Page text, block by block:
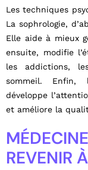
Les techniques
La sophrologie,
Elle aide à mieux
ensuite, modifie
les addictions,
sommeil. Enfin,
développe
et améliore la
REVENIR